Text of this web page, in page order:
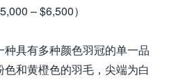
– $6,500）
具有多种颜色羽冠的单一品
和黄橙色的羽毛，尖端为白